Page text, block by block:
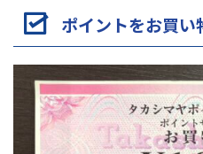
ポイントをお買